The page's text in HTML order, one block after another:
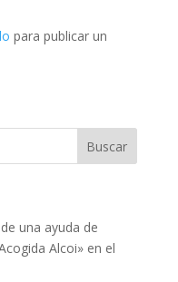
para publicar un
una ayuda de
Alcoi» en el